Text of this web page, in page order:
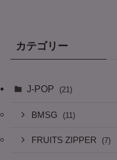
カテゴリー
J-POP (21)
BMSG (11)
FRUITS ZIPPER (7)